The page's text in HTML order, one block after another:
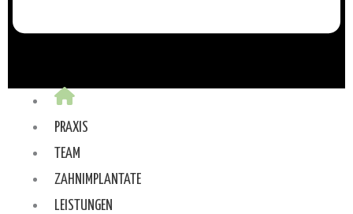
PRAXIS
TEAM
ZAHNIMPLANTATE
LEISTUNGEN